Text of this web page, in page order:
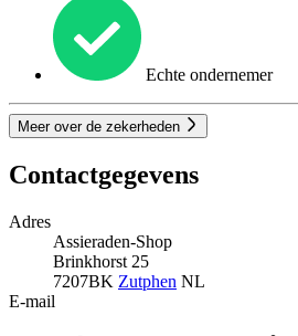
Echte ondernemer
Meer over de zekerheden
Contactgegevens
Adres
Assieraden-Shop
Brinkhorst 25
7207BK Zutphen NL
E-mail